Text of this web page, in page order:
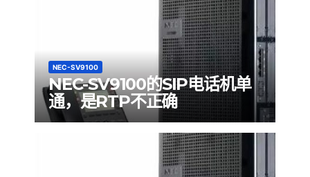
NEC-SV9100
NEC-SV9100的SIP电话机单
通，是RTP不正确